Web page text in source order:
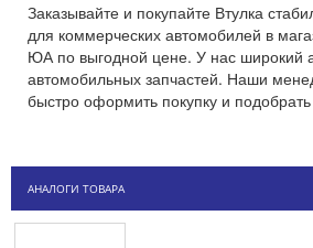
Заказывайте и покупайте Втулка
для коммерческих автомобилей в
ЮА по выгодной цене. У нас широкий
автомобильных запчастей. Наши
быстро оформить покупку и
АНАЛОГИ ТОВАРА